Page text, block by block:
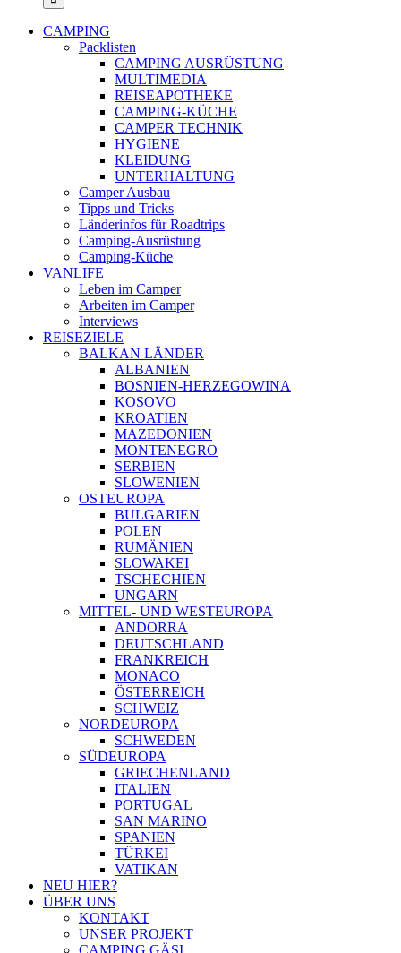
CAMPING
Packlisten
CAMPING AUSRÜSTUNG
MULTIMEDIA
REISEAPOTHEKE
CAMPING-KÜCHE
CAMPER TECHNIK
HYGIENE
KLEIDUNG
UNTERHALTUNG
Camper Ausbau
Tipps und Tricks
Länderinfos für Roadtrips
Camping-Ausrüstung
Camping-Küche
VANLIFE
Leben im Camper
Arbeiten im Camper
Interviews
REISEZIELE
BALKAN LÄNDER
ALBANIEN
BOSNIEN-HERZEGOWINA
KOSOVO
KROATIEN
MAZEDONIEN
MONTENEGRO
SERBIEN
SLOWENIEN
OSTEUROPA
BULGARIEN
POLEN
RUMÄNIEN
SLOWAKEI
TSCHECHIEN
UNGARN
MITTEL- UND WESTEUROPA
ANDORRA
DEUTSCHLAND
FRANKREICH
MONACO
ÖSTERREICH
SCHWEIZ
NORDEUROPA
SCHWEDEN
SÜDEUROPA
GRIECHENLAND
ITALIEN
PORTUGAL
SAN MARINO
SPANIEN
TÜRKEI
VATIKAN
NEU HIER?
ÜBER UNS
KONTAKT
UNSER PROJEKT
CAMPING GÄSI